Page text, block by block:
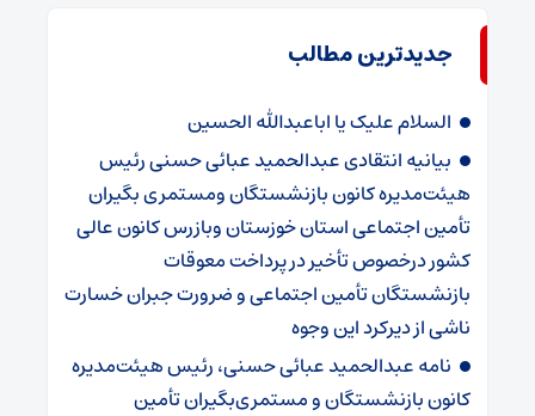
جدیدترین مطالب
السلام علیک یا اباعبدالله الحسین
بیانیه انتقادی عبدالحمید عبائی حسنی رئیس
هیئت‌مدیره کانون بازنشستگان ومستمری بگیران
تأمین اجتماعی استان خوزستان وبازرس کانون عالی
کشور درخصوص تأخیر در پرداخت معوقات
بازنشستگان تأمین اجتماعی و ضرورت جبران خسارت
ناشی از دیرکرد این وجوه
نامه عبدالحمید عبائی حسنی، رئیس هیئت‌مدیره
کانون بازنشستگان و مستمری‌بگیران تأمین